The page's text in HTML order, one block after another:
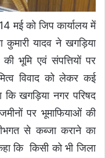
मई को जिप कार्यालय में
कुमारी यादव ने खगड़िया
भूमि एवं संपत्तियों पर
विवाद को लेकर कई
खगड़िया नगर परिषद
पर भूमाफियाओं की
से कब्जा कराने का
कि किसी को भी जिला